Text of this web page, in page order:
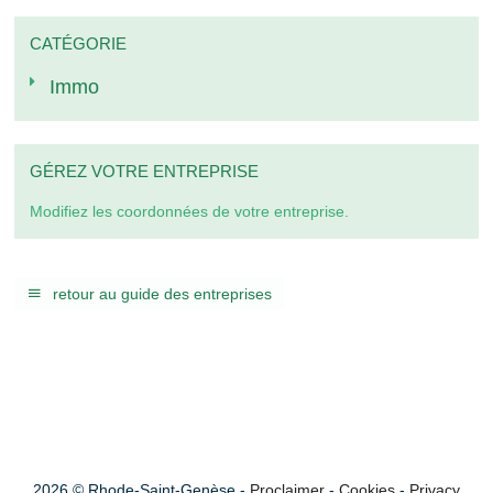
CATÉGORIE
Immo
GÉREZ VOTRE ENTREPRISE
Modifiez les coordonnées de votre entreprise.
retour au guide des entreprises